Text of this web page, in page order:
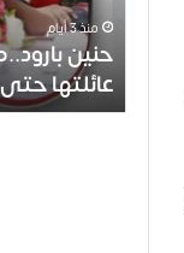
لحظة
استشهادها
منذ 3 أيام
حنين
عائلتها